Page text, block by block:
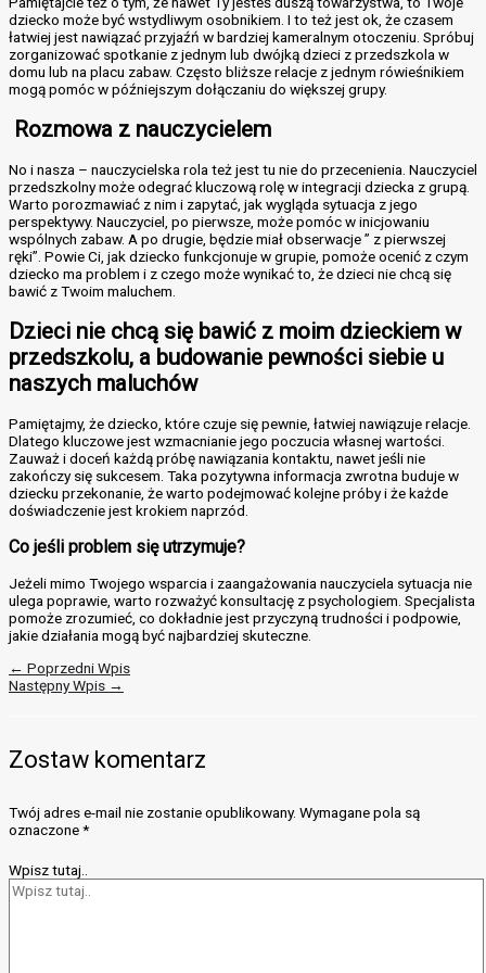
dziecko może być wstydliwym osobnikiem. I to też jest ok, że czasem
łatwiej jest nawiązać przyjaźń w bardziej kameralnym otoczeniu. Spróbuj
zorganizować spotkanie z jednym lub dwójką dzieci z przedszkola w
domu lub na placu zabaw. Często bliższe relacje z jednym rówieśnikiem
mogą pomóc w późniejszym dołączaniu do większej grupy.
Rozmowa z nauczycielem
No i nasza – nauczycielska rola też jest tu nie do przecenienia. Nauczyciel
przedszkolny może odegrać kluczową rolę w integracji dziecka z grupą.
Warto porozmawiać z nim i zapytać, jak wygląda sytuacja z jego
perspektywy. Nauczyciel, po pierwsze, może pomóc w inicjowaniu
wspólnych zabaw. A po drugie, będzie miał obserwacje ” z pierwszej
ręki”. Powie Ci, jak dziecko funkcjonuje w grupie, pomoże ocenić z czym
dziecko ma problem i z czego może wynikać to, że dzieci nie chcą się
bawić z Twoim maluchem.
Dzieci nie chcą się bawić z moim dzieckiem w
przedszkolu, a budowanie pewności siebie u
naszych maluchów
Pamiętajmy, że dziecko, które czuje się pewnie, łatwiej nawiązuje relacje.
Dlatego kluczowe jest wzmacnianie jego poczucia własnej wartości.
Zauważ i doceń każdą próbę nawiązania kontaktu, nawet jeśli nie
zakończy się sukcesem. Taka pozytywna informacja zwrotna buduje w
dziecku przekonanie, że warto podejmować kolejne próby i że każde
doświadczenie jest krokiem naprzód.
Co jeśli problem się utrzymuje?
Jeżeli mimo Twojego wsparcia i zaangażowania nauczyciela sytuacja nie
ulega poprawie, warto rozważyć konsultację z psychologiem. Specjalista
pomoże zrozumieć, co dokładnie jest przyczyną trudności i podpowie,
jakie działania mogą być najbardziej skuteczne.
← Poprzedni Wpis
Następny Wpis →
Zostaw komentarz
Twój adres e-mail nie zostanie opublikowany. Wymagane pola są
oznaczone*
Wpisz tutaj..